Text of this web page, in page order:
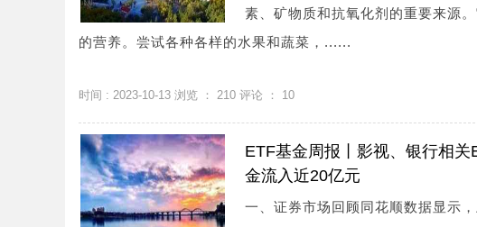
素、矿物质和抗氧化剂的重要来源
的营养。尝试各种各样的水果和蔬菜，......
时间 : 2023-10-13 浏览 ： 210 评论 ： 10
ETF基金周报丨影视、银行相
金流入近20亿元
一、证券市场回顾同花顺数据显示